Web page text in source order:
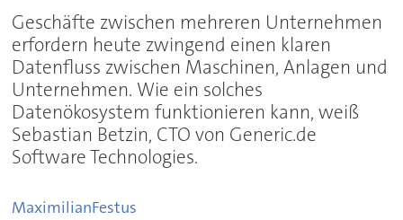
Geschäfte zwischen mehreren Unternehmen
erfordern heute zwingend einen klaren
Datenfluss zwischen Maschinen, Anlagen und
Unternehmen. Wie ein solches
Datenökosystem funktionieren kann, weiß
Sebastian Betzin, CTO von Generic.de
Software Technologies.
MaximilianFestus